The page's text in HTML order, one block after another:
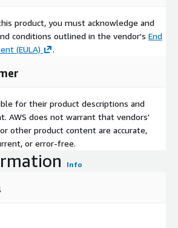
product, you must acknowledge and
conditions outlined in the vendor's End
(EULA)
.
for their product descriptions and
AWS does not warrant that vendors'
other product content are accurate,
or error-free.
Info